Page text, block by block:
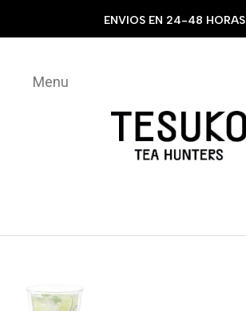
ENVIOS EN 24-48 HORAS
Menu